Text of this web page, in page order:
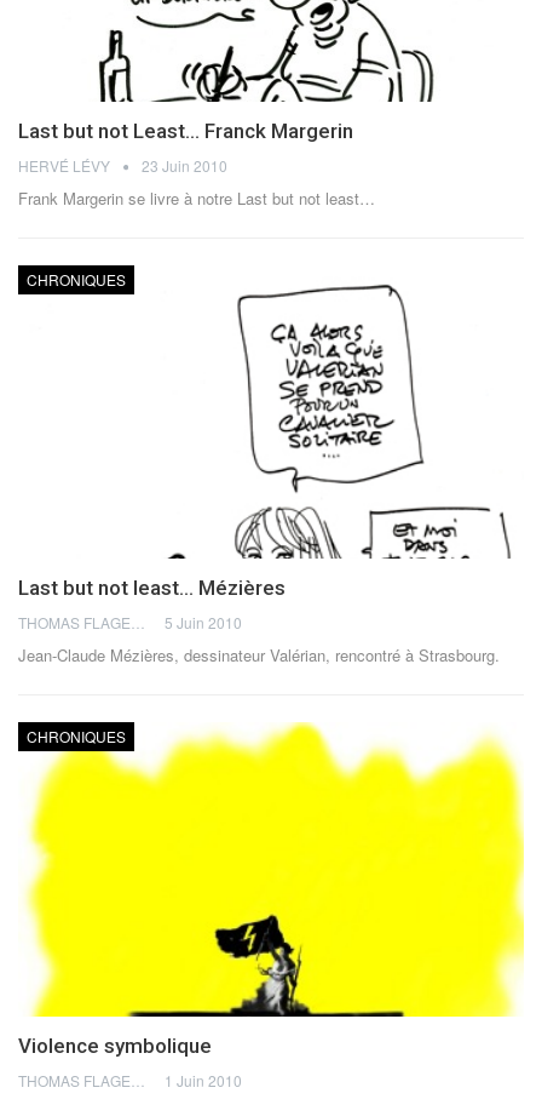
Last but not Least… Franck Margerin
HERVÉ LÉVY 23 Juin 2010
Frank Margerin se livre à notre Last but not least…
CHRONIQUES
Last but not least… Mézières
5 Juin 2010
Jean-Claude Mézières, dessinateur Valérian, rencontré à Strasbourg.
CHRONIQUES
Violence symbolique
1 Juin 2010